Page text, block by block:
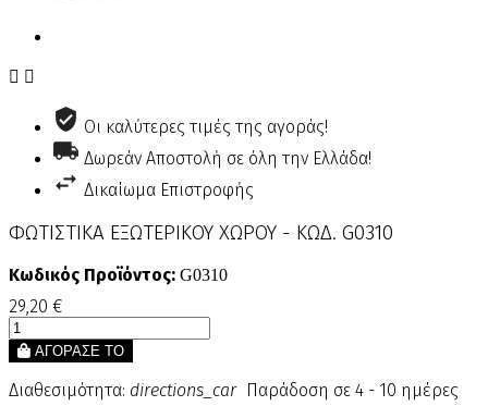
 
Οι καλύτερες τιμές της αγοράς!
Δωρεάν Αποστολή σε όλη την Ελλάδα!
Δικαίωμα Επιστροφής
ΦΩΤΙΣΤΙΚΑ ΕΞΩΤΕΡΙΚΟΥ ΧΩΡΟΥ - ΚΩΔ. G0310
Κωδικός Προϊόντος: G0310
29,20 €
ΑΓΟΡΑΣΕ ΤΟ
Διαθεσιμότητα: directions_car Παράδοση σε 4 - 10 ημέρες